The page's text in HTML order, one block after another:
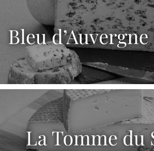
Bleu
La Tomme du